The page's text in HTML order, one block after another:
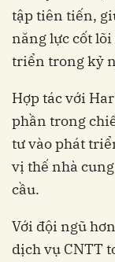
tập tiên tiến,
năng lực cốt
triển trong kỷ
Hợp tác với
phần trong
tư vào phát
vị thế nhà
cầu.
Với đội ngũ
dịch vụ CNTT